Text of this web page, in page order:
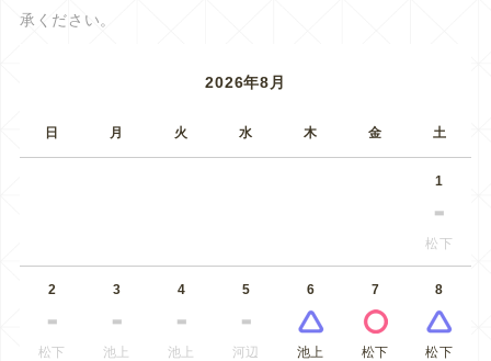
承ください。
2026年8月
日 月 火 水 木 金 土
1
松下
2
松下
3
池上
4
池上
5
河辺
6
池上
7
松下
8
松下